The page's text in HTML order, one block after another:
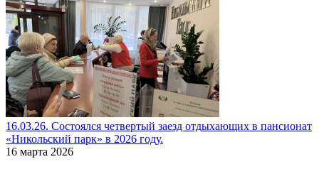
16.03.26. Состоялся четвертый заезд отдыхающих в пансионат
«Никольский парк» в 2026 году.
16 марта 2026